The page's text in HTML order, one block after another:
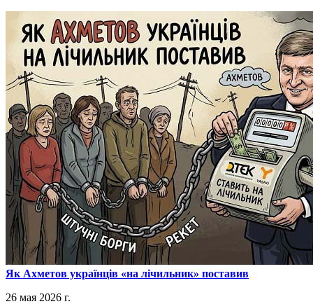
​Як Ахметов українців «на лічильник» поставив
26 мая 2026 г.